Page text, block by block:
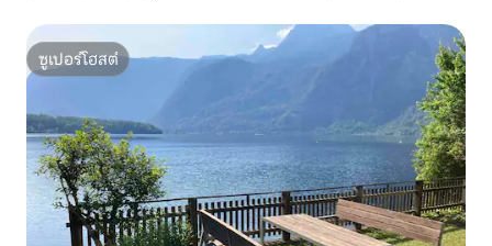
ซูเปอร์โฮสต์
ซูเปอร์โฮสต์